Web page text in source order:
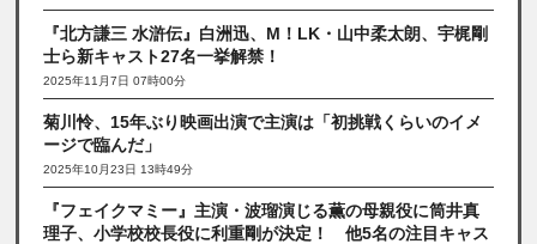
『北方謙三 水滸伝』白洲迅、M！LK・山中柔太朗、宇梶剛
士ら新キャスト27名一挙解禁！
2025年11月7日 07時00分
菊川怜、15年ぶり映画出演で主演は「初挑戦くらいのイメ
ージで臨んだ」
2025年10月23日 13時49分
『フェイクマミー』主演・波瑠演じる薫の母親役に筒井真
理子、小学校校長役に利重剛が決定！ 他5名の注目キャス